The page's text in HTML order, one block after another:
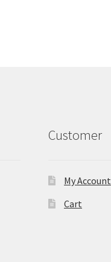
Customer
My Account
Cart